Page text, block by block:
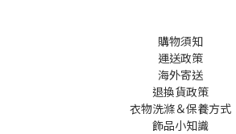
購物須知
運送政策
海外寄送
退換貨政策
衣物洗滌＆保養方式
飾品小知識